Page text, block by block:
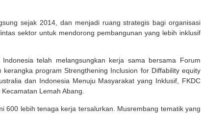
sejak 2014, dan menjadi ruang strategis bagi organisasi
sektor untuk mendorong pembangunan yang lebih inklusif
telah melangsungkan kerja sama bersama Forum
program Strengthening Inclusion for Diffability equity
dan Indonesia Menuju Masyarakat yang Inklusif, FKDC
Lemah Abang.
600 lebih tenaga kerja tersalurkan. Musrembang tematik yang